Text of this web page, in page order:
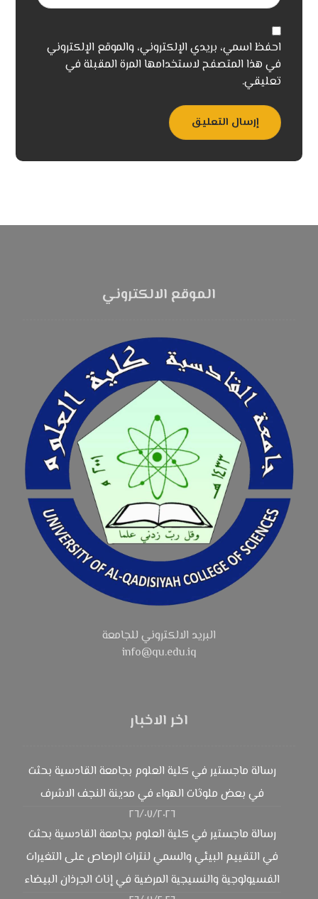
احفظ اسمي، بريدي الإلكتروني، والموقع الإلكتروني
في هذا المتصفح لاستخدامها المرة المقبلة في
تعليقي.
إرسال التعليق
الموقع الالكتروني
البريد الالكتروني للجامعة
info@qu.edu.iq
اخر الاخبار
رسالة ماجستير في كلية العلوم بجامعة القادسية بحثت
في بعض ملوثات الهواء في مدينة النجف الاشرف
٢٦/٠٧/٢٠٢٦
رسالة ماجستير في كلية العلوم بجامعة القادسية بحثت
في التقييم البيئي والسمي لنترات الرصاص على التغيرات
الفسيولوجية والنسيجية المرضية في إناث الجرذان البيضاء